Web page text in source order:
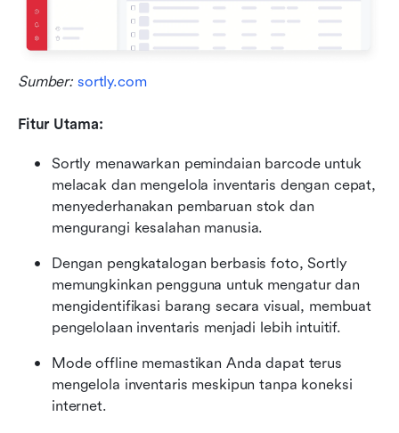
Sumber: sortly.com
Fitur Utama:
Sortly menawarkan pemindaian barcode untuk
melacak dan mengelola inventaris dengan cepat,
menyederhanakan pembaruan stok dan
mengurangi kesalahan manusia.
Dengan pengkatalogan berbasis foto, Sortly
memungkinkan pengguna untuk mengatur dan
mengidentifikasi barang secara visual, membuat
pengelolaan inventaris menjadi lebih intuitif.
Mode offline memastikan Anda dapat terus
mengelola inventaris meskipun tanpa koneksi
internet.